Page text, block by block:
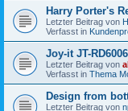
Harry Porter's
Letzter Beitrag von
Verfasst in
Joy-it JT-
Letzter Beitrag von
Verfasst in Thema
Design from
Letzter Beitrag von